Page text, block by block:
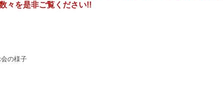
を是非ご覧ください!!
の様子